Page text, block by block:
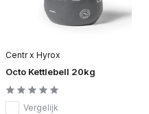
Centr x Hyrox
Octo Kettlebell 20kg
Vergelijk